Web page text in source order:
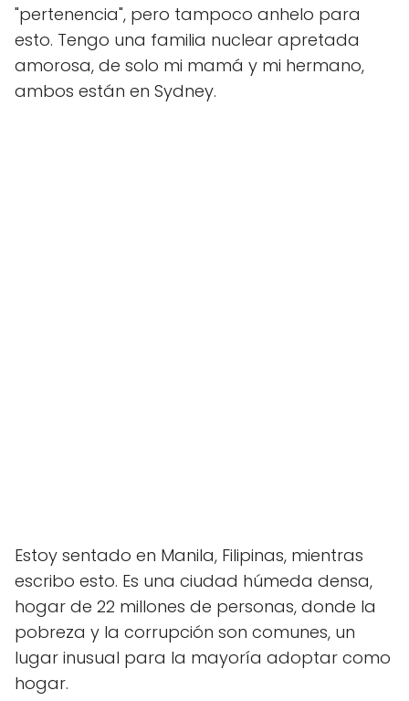
"pertenencia", pero tampoco anhelo para
esto. Tengo una familia nuclear apretada
amorosa, de solo mi mamá y mi hermano,
ambos están en Sydney.
Estoy sentado en Manila, Filipinas, mientras
escribo esto. Es una ciudad húmeda densa,
hogar de 22 millones de personas, donde la
pobreza y la corrupción son comunes, un
lugar inusual para la mayoría adoptar como
hogar.